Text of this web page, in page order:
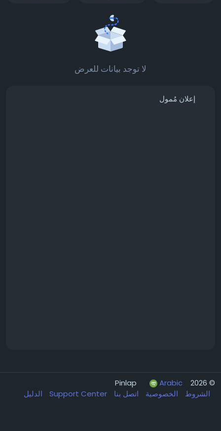
لا توجد بيانات للعرض
إعلان مُمول
© 2026 Pinlap
Arabic
الشروط
الخصوصية اتصل بنا Support Center الدليل